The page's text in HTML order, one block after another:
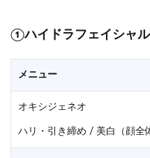
①ハイドラフェイシャ
メニュー
オキシジェネオ
ハリ・引き締め / 美白（顔全